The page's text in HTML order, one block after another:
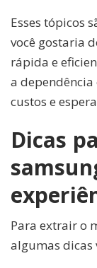
Esses tópicos
você gostaria
rápida e
a dependência
custos e
Dicas
Para extrair o
algumas dicas